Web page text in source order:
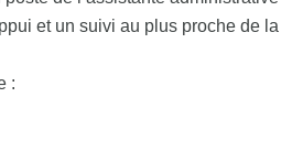
et un suivi au plus proche de
: